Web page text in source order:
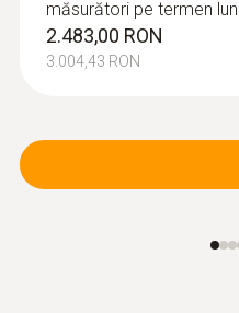
măsurători pe termen
2.483,00 RON
3.004,43 RON